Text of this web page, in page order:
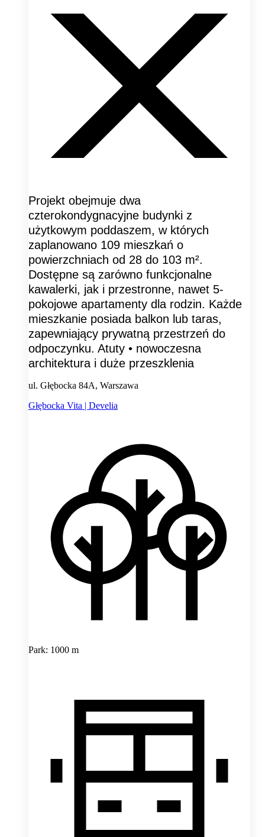
Projekt obejmuje dwa
czterokondygnacyjne budynki z
użytkowym poddaszem, w których
zaplanowano 109 mieszkań o
powierzchniach od 28 do 103 m².
Dostępne są zarówno funkcjonalne
kawalerki, jak i przestronne, nawet 5-
pokojowe apartamenty dla rodzin. Każde
mieszkanie posiada balkon lub taras,
zapewniający prywatną przestrzeń do
odpoczynku. Atuty • nowoczesna
architektura i duże przeszklenia
ul. Głębocka 84A, Warszawa
Głębocka Vita | Develia
Park: 1000 m